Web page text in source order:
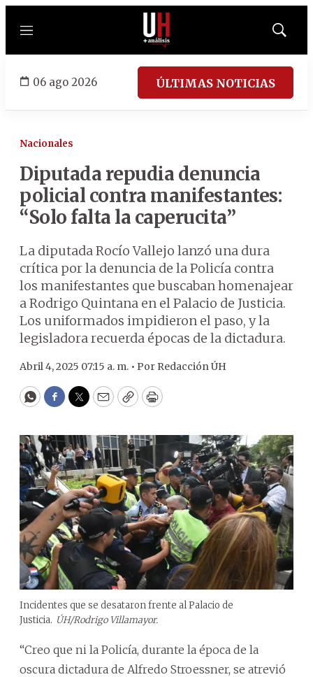
Menú
Mostrar
06 ago 2026 ÚLTIMAS NOTICIAS
Nacionales
Diputada repudia denuncia
policial contra manifestantes:
“Solo falta la caperucita”
La diputada Rocío Vallejo lanzó una dura
crítica por la denuncia de la Policía contra
los manifestantes que buscaban homenajear
a Rodrigo Quintana en el Palacio de Justicia.
Los uniformados impidieron el paso, y la
legisladora recuerda épocas de la dictadura.
Abril 4, 2025 07:15 a. m. • Por Redacción ÚH
WhatsApp
Facebook
Twitter
EmailCopyPrint
Incidentes que se desataron frente al Palacio de
Justicia. ÚH/Rodrigo Villamayor.
“Creo que ni la Policía, durante la época de la
oscura dictadura de Alfredo Stroessner, se atrevió